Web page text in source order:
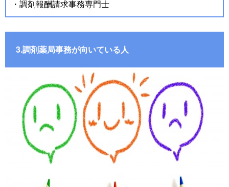
・調剤報酬請求事務専門士
3.調剤薬局事務が向いている人